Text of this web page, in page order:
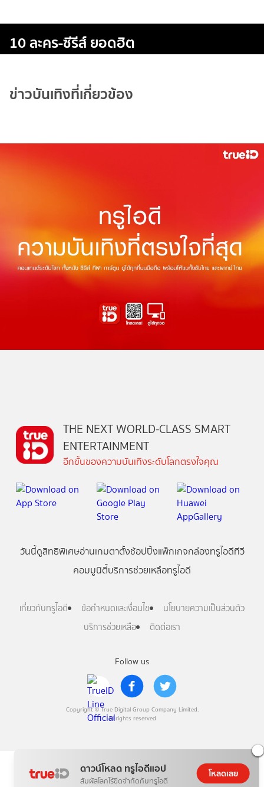
10 ละคร-ซีรีส์ ยอดฮิต
ข่าวบันเทิงที่เกี่ยวข้อง
ดาวน์โหลด ทรูไอดีแอป
สัมผัสโลกไร้ขีดจำกัดกับทรูไอดี
โหลดเลย
Follow us
Copyright © True Digital Group Company Limited.
All rights reserved
THE NEXT WORLD-CLASS SMART
ENTERTAINMENT
อีกขั้นของความบันเทิงระดับโลกตรงใจคุณ
วันนี้ดูสิทธิพิเศษอ่านเกมตาตั้งช้อปปิ้งแพ็กเกจกล่องทรูไอดีทีวี
คอมมูนิตี้บริการช่วยเหลือทรูไอดี
เกี่ยวกับทรูไอดี ข้อกำหนดและเงื่อนไข
นโยบายความเป็นส่วนตัว
บริการช่วยเหลือ
ติดต่อเรา